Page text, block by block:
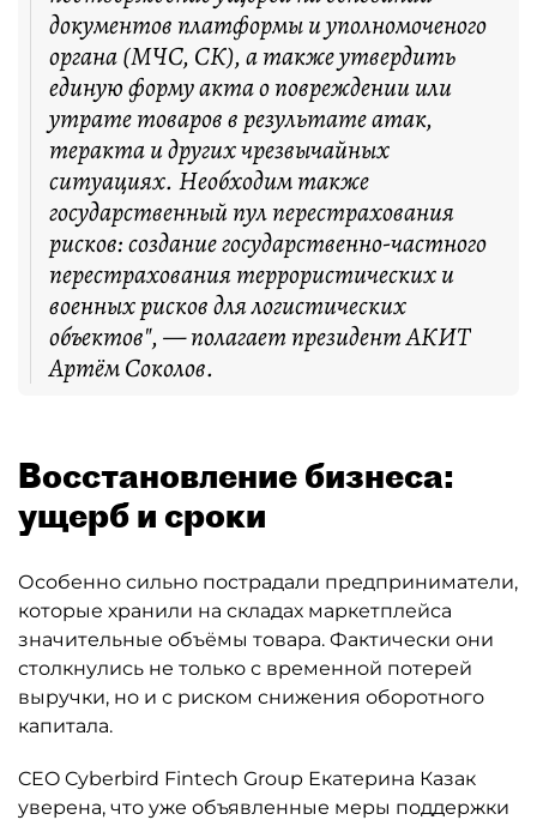
документов платформы и уполномоченого
органа (МЧС, СК), а также утвердить
единую форму акта о повреждении или
утрате товаров в результате атак,
теракта и других чрезвычайных
ситуациях. Необходим также
государственный пул перестрахования
рисков: создание государственно-частного
перестрахования террористических и
военных рисков для логистических
объектов", — полагает президент АКИТ
Артём Соколов.
Восстановление бизнеса:
ущерб и сроки
Особенно сильно пострадали предприниматели,
которые хранили на складах маркетплейса
значительные объёмы товара. Фактически они
столкнулись не только с временной потерей
выручки, но и с риском снижения оборотного
капитала.
CEO Cyberbird Fintech Group Екатерина Казак
уверена, что уже объявленные меры поддержки